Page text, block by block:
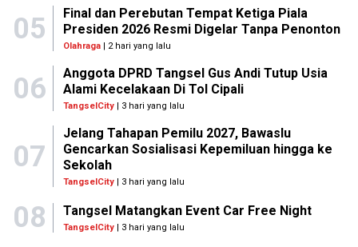
05
Final dan Perebutan Tempat Ketiga Piala
Presiden 2026 Resmi Digelar Tanpa Penonton
Olahraga| 2 hari yang lalu
06
Anggota DPRD Tangsel Gus Andi Tutup Usia
Alami Kecelakaan Di Tol Cipali
TangselCity| 3 hari yang lalu
07
Jelang Tahapan Pemilu 2027, Bawaslu
Gencarkan Sosialisasi Kepemiluan hingga ke
Sekolah
TangselCity| 3 hari yang lalu
08 Tangsel Matangkan Event Car Free Night
TangselCity | 3 hari yang lalu